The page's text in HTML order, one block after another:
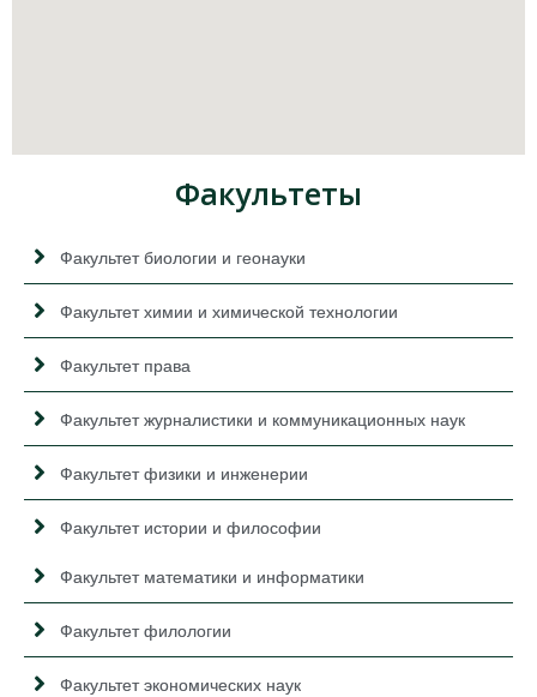
Факультеты
Факультет биологии и геонауки
Факультет химии и химической технологии
Факультет права
Факультет журналистики и коммуникационных наук
Факультет физики и инженерии
Факультет истории и философии
Факультет математики и информатики
Факультет филологии
Факультет экономических наук